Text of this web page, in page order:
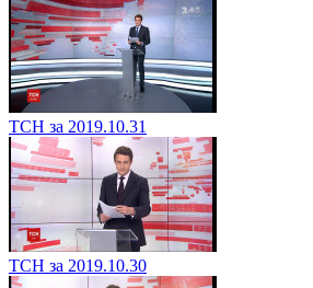
ТСН за 2019.10.31
ТСН за 2019.10.30